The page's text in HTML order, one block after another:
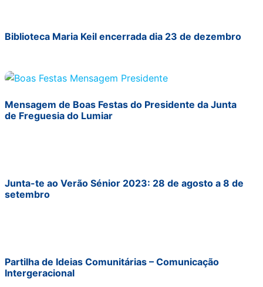
Biblioteca Maria Keil encerrada dia 23 de dezembro
Mensagem de Boas Festas do Presidente da Junta
de Freguesia do Lumiar
Junta-te ao Verão Sénior 2023: 28 de agosto a 8 de
setembro
Partilha de Ideias Comunitárias – Comunicação
Intergeracional